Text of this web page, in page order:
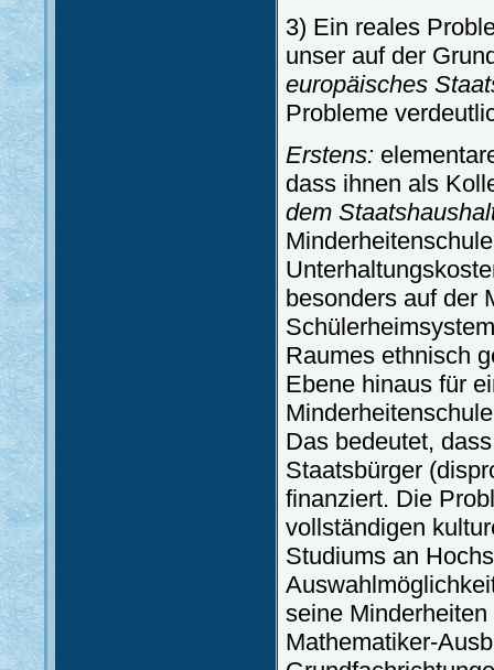
3) Ein reales
unser auf der
europäisches
Probleme
Erstens:
dass ihnen als
dem
besonders auf der
Raumes ethnisch
Ebene hinaus für
Das bedeutet,
Staatsbürger
finanziert. Die
vollständigen
Studiums an
seine
Mathematiker-